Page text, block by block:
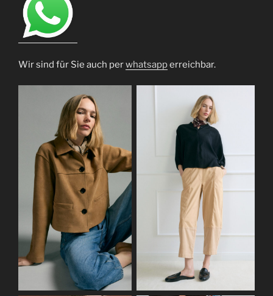
Wir sind für Sie auch perwhatsapperreichbar.